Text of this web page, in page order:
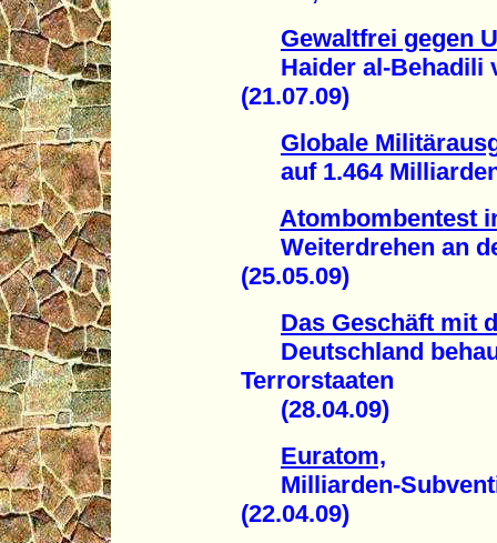
Gewaltfrei gegen
Haider al-Behadili
(21.07.09)
Globale
auf 1.464 Milliarden
Atombombentest
Weiterdrehen an
(25.05.09)
Das Geschäft mit
Deutschland
Terrorstaaten
(28.04.09)
Euratom,
Milliarden-
(22.04.09)